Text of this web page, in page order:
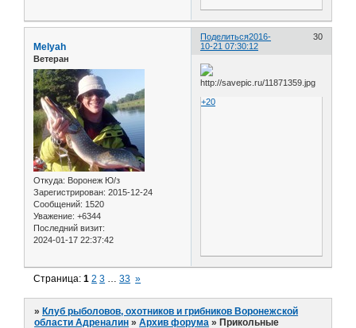
Поделиться 30
2016-
10-21 07:30:12
Melyah
Ветеран
Откуда: Воронеж Ю/з
Зарегистрирован: 2015-12-24
Сообщений: 1520
Уважение: +6344
Последний визит:
2024-01-17 22:37:42
+20
Страница:1 2 3 33 »
» Клуб рыболовов, охотников и грибников Воронежской
области Адреналин »Архив форума » Прикольные